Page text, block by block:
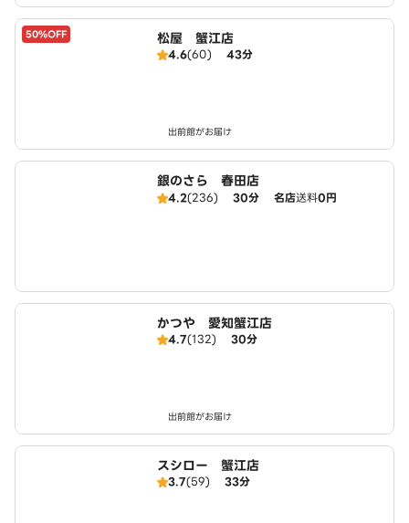
50%OFF 松屋 蟹江店
4.6(60) 43分
出前館がお届け
銀のさら 春田店
4.2(236) 30分 名店送料0円
かつや 愛知蟹江店
4.7(132) 30分
出前館がお届け
スシロー 蟹江店
3.7(59) 33分